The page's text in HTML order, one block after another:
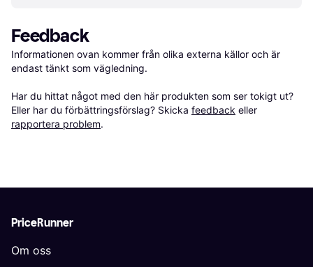
Feedback
Informationen ovan kommer från olika externa källor och är
endast tänkt som vägledning.
Har du hittat något med den här produkten som ser tokigt ut?
Eller har du förbättringsförslag? Skicka feedback eller
rapportera problem.
PriceRunner
Om oss